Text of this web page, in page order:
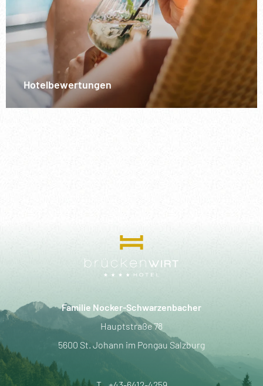
Hotelbewertungen
Familie Nocker-Schwarzenbacher
Hauptstraße 78
5600 St. Johann im Pongau Salzburg